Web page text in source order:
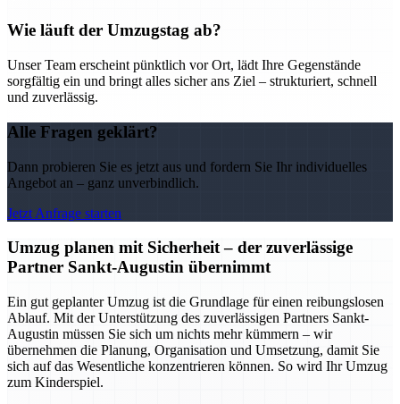
Wie läuft der Umzugstag ab?
Unser Team erscheint pünktlich vor Ort, lädt Ihre Gegenstände
sorgfältig ein und bringt alles sicher ans Ziel – strukturiert, schnell
und zuverlässig.
Alle Fragen geklärt?
Dann probieren Sie es jetzt aus und fordern Sie Ihr individuelles
Angebot an – ganz unverbindlich.
Jetzt Anfrage starten
Umzug planen mit Sicherheit – der zuverlässige
Partner Sankt-Augustin übernimmt
Ein gut geplanter Umzug ist die Grundlage für einen reibungslosen
Ablauf. Mit der Unterstützung des zuverlässigen Partners Sankt-
Augustin müssen Sie sich um nichts mehr kümmern – wir
übernehmen die Planung, Organisation und Umsetzung, damit Sie
sich auf das Wesentliche konzentrieren können. So wird Ihr Umzug
zum Kinderspiel.